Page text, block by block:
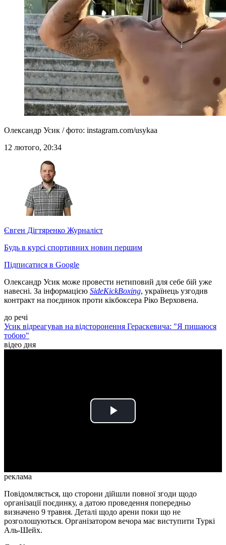
Олександр Усик / фото: instagram.com/usykaa
12 лютого, 20:34
Євген Дігтяренко Журналіст
Будь в курсі спортивних новин першим
Підписатися в Google
Олександр Усик може провести нетиповий для себе бій уже
навесні. За інформацією SideKickBoxing, українець узгодив
контракт на поєдинок проти кікбоксера Ріко Верховена.
до речі
Усик відреагував на відсторонення Гераскевича: "Я пишаюся
тобою"
відео дня
Play
реклама
Повідомляється, що сторони дійшли повної згоди щодо
організації поєдинку, а датою проведення попередньо
визначено 9 травня. Деталі щодо арени поки що не
розголошуються. Організатором вечора має виступити Туркі
Аль-Шейх.